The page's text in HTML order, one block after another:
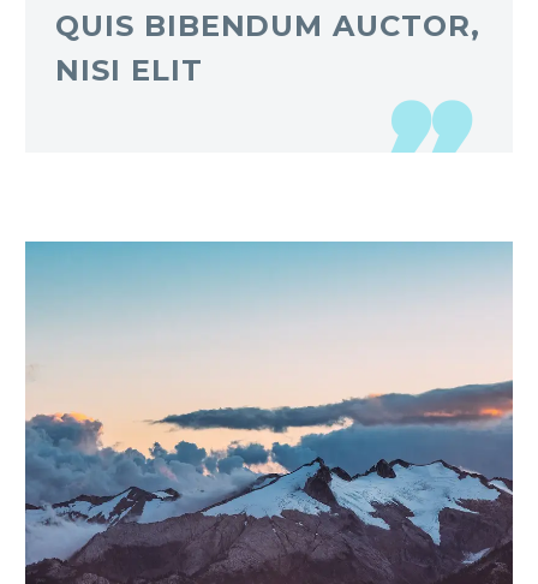
QUIS BIBENDUM AUCTOR,
NISI ELIT